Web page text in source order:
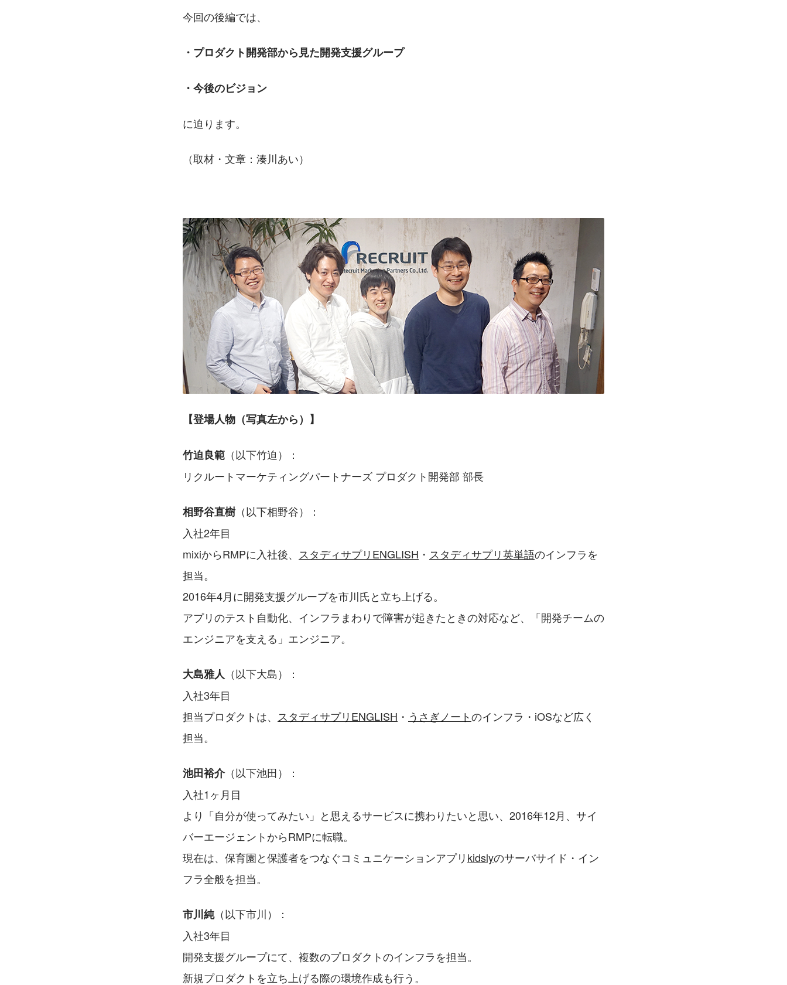
今回の後編では、
・プロダクト開発部から見た開発支援グループ
・今後のビジョン
に迫ります。
（取材・文章：湊川あい）
【登場人物（写真左から）】
竹迫良範 （以下竹迫）：
リクルートマーケティングパートナーズ プロダクト開発部 部長
相野谷直樹（以下相野谷）：
入社2年目
mixiからRMPに入社後、
スタディサプリENGLISH ・ スタディサプリ英単語のインフラを
担当。
2016年4月に開発支援グループを市川氏と立ち上げる。
アプリのテスト自動化、インフラまわりで障害が起きたときの対応など、「開発チームの
エンジニアを支える」エンジニア。
大島雅人 （以下大島）：
入社3年目
担当プロダクトは、
スタディサプリENGLISH ・ うさぎノートのインフラ・iOSなど広く
担当。
池田裕介（以下池田）：
入社1ヶ月目
より「自分が使ってみたい」と思えるサービスに携わりたいと思い、2016年12月、サイ
バーエージェントからRMPに転職。
現在は、保育園と保護者をつなぐコミュニケーションアプリkidslyのサーバサイド・イン
フラ全般を担当。
市川純（以下市川）：
入社3年目
開発支援グループにて、複数のプロダクトのインフラを担当。
新規プロダクトを立ち上げる際の環境作成も行う。